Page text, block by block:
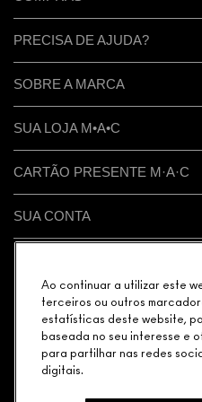
PRECISA DE AJUDA?
SOBRE A MARCA
SUA LOJA M•A•C
CARTÃO PRESENTE M·A·C
SUA CONTA
GERENCIAR COOKIES DO SITE
Ao continuar a utilizar este
terceiros ou outros
estatísticas deste website,
baseada no seu interesse e
para partilhar nas redes
digitais.